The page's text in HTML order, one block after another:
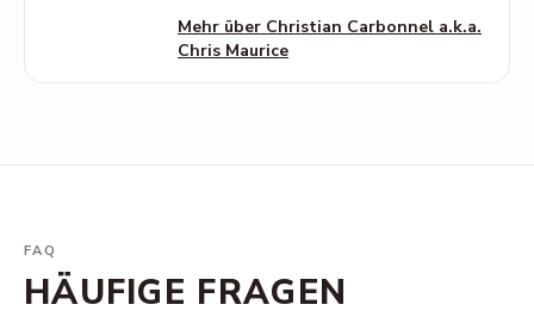
Mehr über Christian Carbonnel a.k.a.
Chris Maurice
FAQ
HÄUFIGE FRAGEN